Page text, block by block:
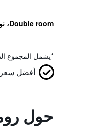
Double room، نوع السرير غير معروف
*يشمل المجموع
أفضل سعر
حول